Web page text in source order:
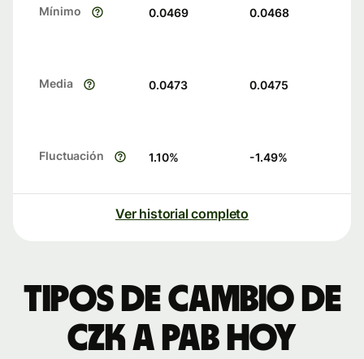
Mínimo 0.0469 0.0468
Media 0.0473 0.0475
Fluctuación 1.10% -1.49%
Ver historial completo
Tipos de cambio de
CZK a PAB hoy